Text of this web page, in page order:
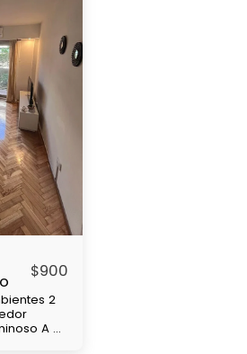
$900
2
A 4